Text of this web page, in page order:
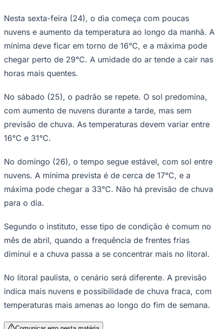
Brasileirão Série B
Paulistão
Copa do Brasil
Libertadores
Sul-Americana
Copa América
Premier League
Bundesliga
Mundial 2026
Times - Ir direto
Nesta sexta-feira (24), o dia começa com poucas
nuvens e aumento da temperatura ao longo da manhã. A
mínima deve ficar em torno de 16°C, e a máxima pode
chegar perto de 29°C. A umidade do ar tende a cair nas
horas mais quentes.
No sábado (25), o padrão se repete. O sol predomina,
com aumento de nuvens durante a tarde, mas sem
previsão de chuva. As temperaturas devem variar entre
16°C e 31°C.
No domingo (26), o tempo segue estável, com sol entre
nuvens. A mínima prevista é de cerca de 17°C, e a
máxima pode chegar a 33°C. Não há previsão de chuva
para o dia.
Segundo o instituto, esse tipo de condição é comum no
mês de abril, quando a frequência de frentes frias
diminui e a chuva passa a se concentrar mais no litoral.
No litoral paulista, o cenário será diferente. A previsão
indica mais nuvens e possibilidade de chuva fraca, com
temperaturas mais amenas ao longo do fim de semana.